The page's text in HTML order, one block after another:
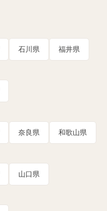
石川県 福井県
奈良県 和歌山県
山口県